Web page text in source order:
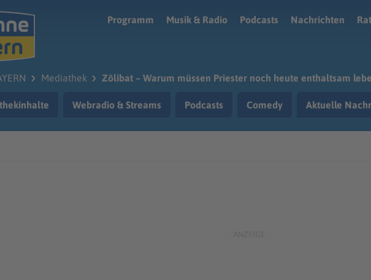
Programm
Musik & Radio Podcasts Nachrichten
Mediathek Zölibat – Warum müssen Priester noch heute enthaltsam
Webradio & Streams Podcasts Comedy Aktuelle